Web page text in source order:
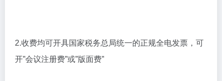
2.收费均可开具国家税务总局统一的正规全电发票，可
开”会议注册费”或”版面费”